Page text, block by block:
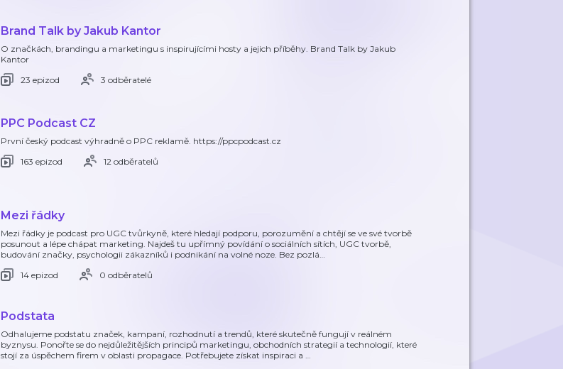
Brand Talk by Jakub Kantor
O značkách, brandingu a marketingu s inspirujícími hosty a jejich příběhy. Brand Talk by Jakub
Kantor
23 epizod
3 odběratelé
PPC Podcast CZ
První český podcast výhradně o PPC reklamě. https://ppcpodcast.cz
163 epizod
12 odběratelů
Mezi řádky
Mezi řádky je podcast pro UGC tvůrkyně, které hledají podporu, porozumění a chtějí se ve své tvorbě
posunout a lépe chápat marketing. Najdeš tu upřímný povídání o sociálních sítích, UGC tvorbě,
budování značky, psychologii zákazníků i podnikání na volné noze. Bez pozlá…
14 epizod
0 odběratelů
Podstata
Odhalujeme podstatu značek, kampaní, rozhodnutí a trendů, které skutečně fungují v reálném
byznysu. Ponořte se do nejdůležitějších principů marketingu, obchodních strategií a technologií, které
stojí za úspěchem firem v oblasti propagace. Potřebujete získat inspiraci a …